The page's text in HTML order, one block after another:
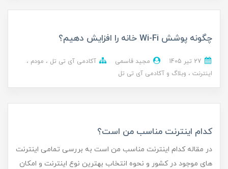
چگونه پوشش Wi-Fi خانه را افزایش دهیم؟
مجید قاسمی آکادمی آی تی تل
مودم
اینترنت
وبلاگ و آکادمی آی تی تل
کدام اینترنت مناسب من است؟
در مقاله کدام اینترنت مناسب من است به بررسی تمامی اینترنت
های موجود در کشور و نحوه انتخاب بهترین نوع اینترنت و امکان